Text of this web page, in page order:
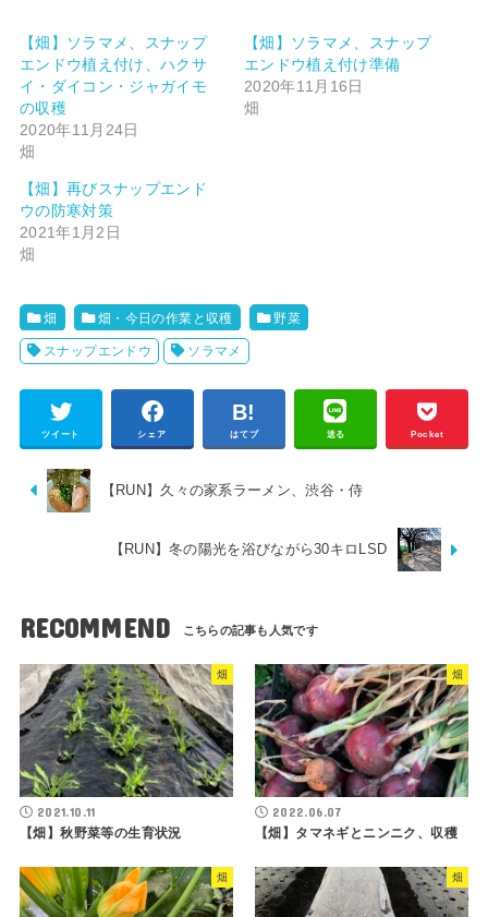
【畑】ソラマメ、スナップ
エンドウ植え付け、ハクサ
イ・ダイコン・ジャガイモ
の収穫
2020年11月24日
畑
【畑】ソラマメ、スナップ
エンドウ植え付け準備
2020年11月16日
畑
【畑】再びスナップエンド
ウの防寒対策
2021年1月2日
畑
畑 畑・今日の作業と収穫 野菜
スナップエンドウ ソラマメ
ツイート シェア はてブ 送る Pocket
【RUN】久々の家系ラーメン、渋谷・侍
【RUN】冬の陽光を浴びながら30キロLSD
RECOMMEND
畑
2021.10.11
【畑】秋野菜等の生育状況
畑
2022.06.07
【畑】タマネギとニンニク、収穫
畑 畑